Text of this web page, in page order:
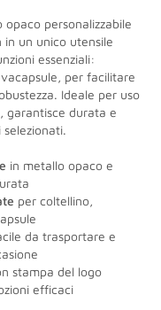
personalizzabile
un unico utensile
essenziali:
per facilitare
Ideale per uso
garantisce durata e
in metallo opaco e
per coltellino,
da trasportare e
stampa del logo
efficaci